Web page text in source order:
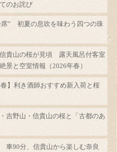
のお詫び
席” 初夏の息吹を味わう四つの珠
信貴山の桜が見頃 露天風呂付客室
景と空室情報（2026年春）
春】利き酒師おすすめ新入荷と桜
吉野山・信貴山の桜と「古都のあ
車90分、信貴山から楽しむ奈良